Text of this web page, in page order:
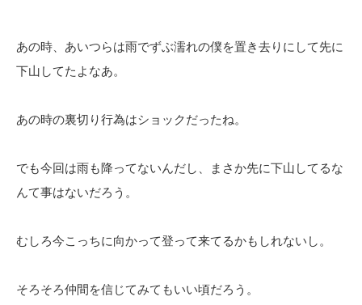
あの時、あいつらは雨でずぶ濡れの僕を置き去りにして先に
下山してたよなあ。
あの時の裏切り行為はショックだったね。
でも今回は雨も降ってないんだし、まさか先に下山してるな
んて事はないだろう。
むしろ今こっちに向かって登って来てるかもしれないし。
そろそろ仲間を信じてみてもいい頃だろう。